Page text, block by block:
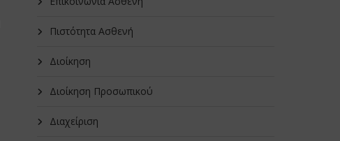
Πιστότητα Ασθενή
Διοίκηση
Διοίκηση Προσωπικού
Διαχείριση